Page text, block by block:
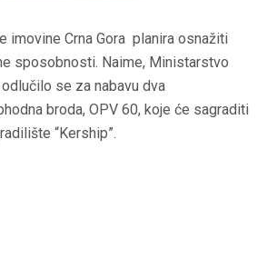
imovine Crna Gora planira osnažiti
sposobnosti. Naime, Ministarstvo
se za nabavu dva
broda, OPV 60, koje će sagraditi
“Kership”.